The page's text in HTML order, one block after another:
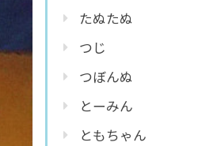
たぬたぬ
つじ
つぼんぬ
とーみん
ともちゃん